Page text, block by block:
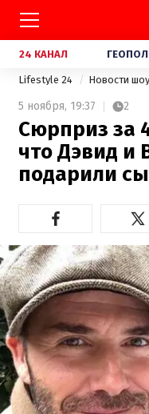
24 КАНАЛ
Lifestyle 24 Новости
5 ноября, 19:37 2
Сюрприз за
что Дэвид и
подарили